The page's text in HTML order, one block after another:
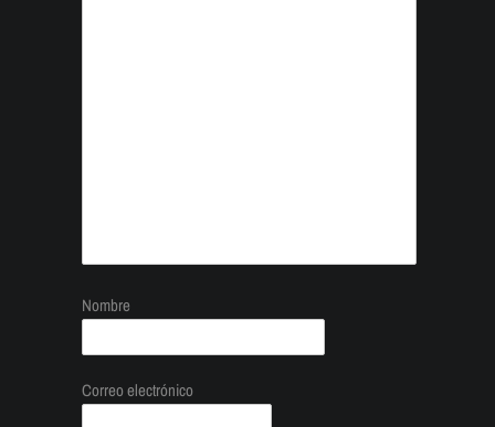
Nombre
Correo electrónico